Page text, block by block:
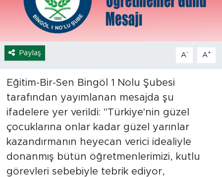
Paylaş A- A+
Eğitim-Bir-Sen Bingöl 1 Nolu Şubesi
tarafından yayımlanan mesajda şu
ifadelere yer verildi: "Türkiye'nin güzel
çocuklarına onlar kadar güzel yarınlar
kazandırmanın heyecan verici idealiyle
donanmış bütün öğretmenlerimizi, kutlu
görevleri sebebiyle tebrik ediyor,
Ekonomi
Hava Durumu
Tavz Der
Bingöl Kaza Haberleri